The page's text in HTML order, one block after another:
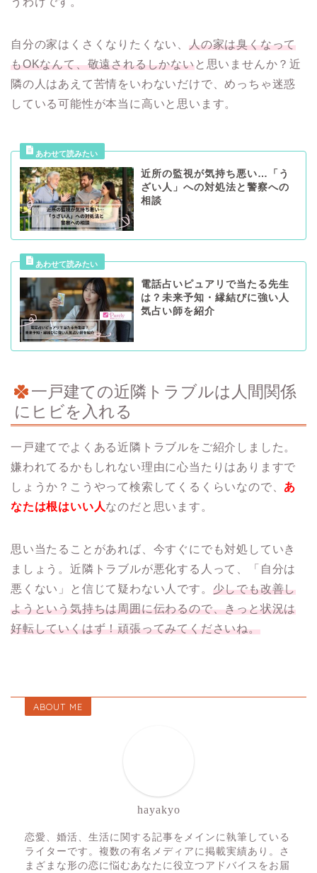
自分の家はくさくなりたくない、人の家は臭くなって
もOKなんて、敬遠されるしかないと思いませんか？近
隣の人はあえて苦情をいわないだけで、めっちゃ迷惑
している可能性が本当に高いと思います。
近所の監視が気持ち悪い…「う
ざい人」への対処法と警察への
相談
電話占いピュアリで当たる先生
は？未来予知・縁結びに強い人
気占い師を紹介
一戸建ての近隣トラブルは人間関係
にヒビを入れる
一戸建てでよくある近隣トラブルをご紹介しました。
嫌われてるかもしれない理由に心当たりはありますで
しょうか？こうやって検索してくるくらいなので、 あ
なたは根はいい人なのだと思います。
思い当たることがあれば、今すぐにでも対処していき
ましょう。近隣トラブルが悪化する人って、「自分は
悪くない」と信じて疑わない人です。 少しでも改善し
ようという気持ちは周囲に伝わるので、きっと状況は
好転していくはず！頑張ってみてくださいね。
ABOUT ME
hayakyo
恋愛、婚活、生活に関する記事をメインに執筆している
ライターです。複数の有名メディアに掲載実績あり。さ
まざまな形の恋に悩むあなたに役立つアドバイスをお届